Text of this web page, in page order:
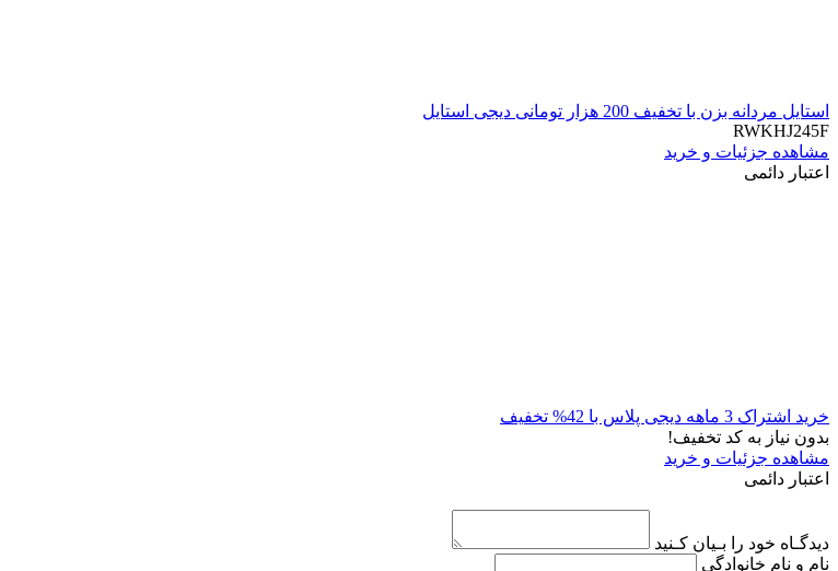
استایل مردانه بزن با تخفیف 200 هزار تومانی دیجی استایل
RWKHJ245F
مشاهده جزئیات و خرید
اعتبار دائمی
خرید اشتراک 3 ماهه دیجی پلاس با 42% تخفیف
بدون نیاز به کد تخفیف!
مشاهده جزئیات و خرید
اعتبار دائمی
دیدگـاه خود را بـیان کـنید
نام و نام خانوادگی